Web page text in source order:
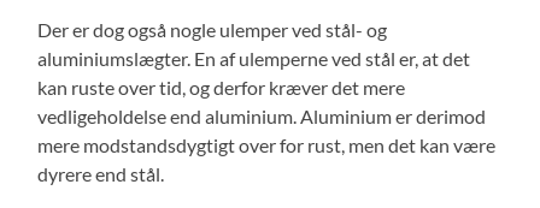
Der er dog også nogle ulemper ved stål- og
aluminiumslægter. En af ulemperne ved stål er, at det
kan ruste over tid, og derfor kræver det mere
vedligeholdelse end aluminium. Aluminium er derimod
mere modstandsdygtigt over for rust, men det kan være
dyrere end stål.